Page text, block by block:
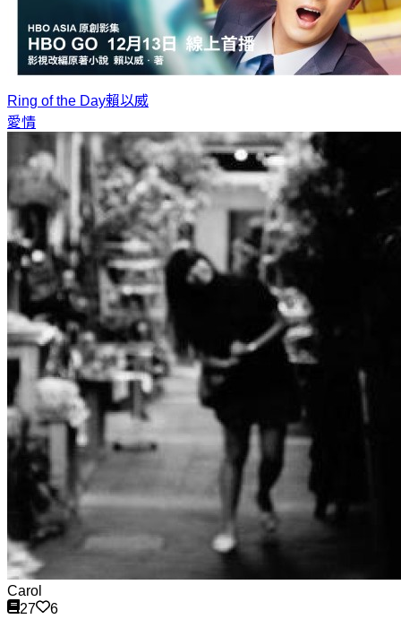
Ring of the Day賴以威
愛情
Carol
27
6